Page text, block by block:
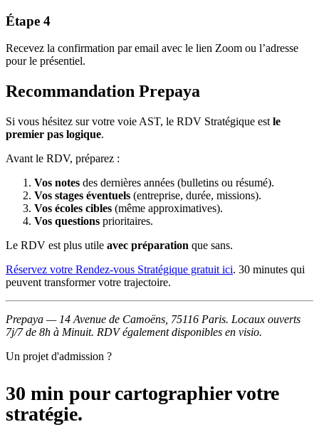
Étape 4
Recevez la confirmation par email avec le lien Zoom ou l’adresse
pour le présentiel.
Recommandation Prepaya
Si vous hésitez sur votre voie AST, le RDV Stratégique est le
premier pas logique.
Avant le RDV, préparez :
Vos notes des dernières années (bulletins ou résumé).
Vos stages éventuels (entreprise, durée, missions).
Vos écoles cibles (même approximatives).
Vos questions prioritaires.
Le RDV est plus utile avec préparation que sans.
Réservez votre Rendez-vous Stratégique gratuit ici. 30 minutes qui
peuvent transformer votre trajectoire.
Prepaya — 14 Avenue de Camoëns, 75116 Paris. Locaux ouverts
7j/7 de 8h à Minuit. RDV également disponibles en visio.
Un projet d'admission ?
30 min pour cartographier votre
stratégie.